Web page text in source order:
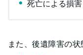
死亡による損
また、後遺障害の